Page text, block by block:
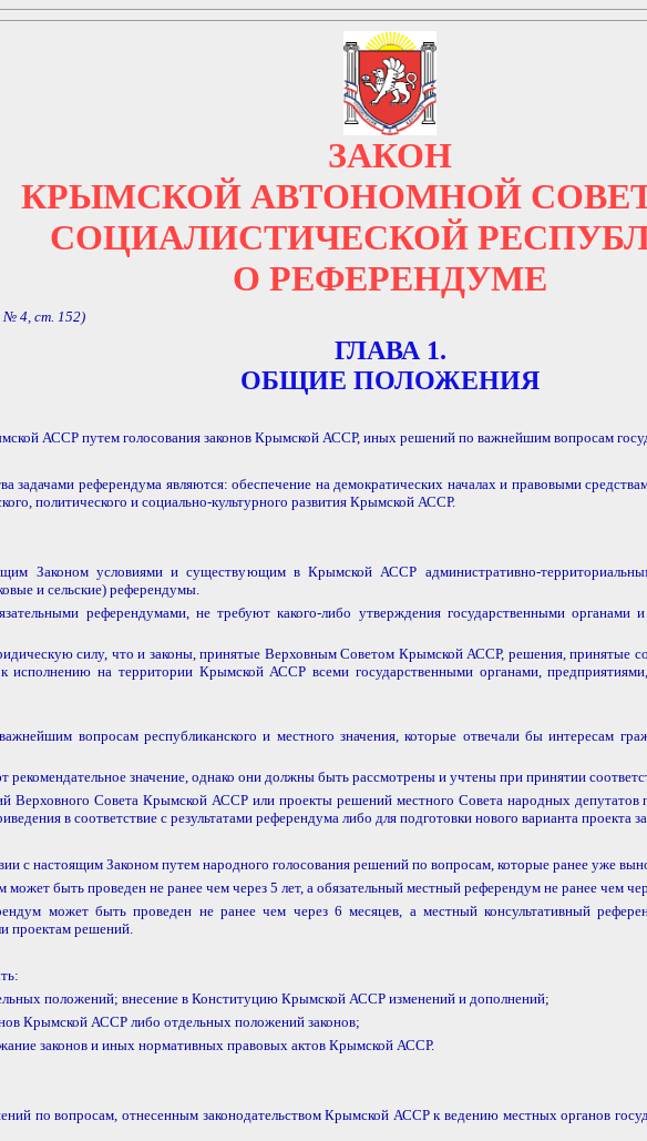
ЗАКОН
КРЫМСКОЙ АВТОНОМНОЙ
СОЦИАЛИСТИЧЕСКОЙ
О РЕФЕРЕНДУМЕ
№ 4, ст. 152)
ГЛАВА 1.
ОБЩИЕ ПОЛОЖЕНИЯ
АССР путем голосования законов Крымской АССР, иных решений по важнейшим вопросам
задачами референдума являются: обеспечение на демократических началах и правовыми
политического и социально-культурного развития Крымской АССР.
Законом условиями и существующим в Крымской АССР административно-
и сельские) референдумы.
референдумами, не требуют какого-либо утверждения государственными
силу, что и законы, принятые Верховным Советом Крымской АССР, решения, принятые
к исполнению на территории Крымской АССР всеми государственными органами,
вопросам республиканского и местного значения, которые отвечали бы интересам
рекомендательное значение, однако они должны быть рассмотрены и учтены при принятии
Верховного Совета Крымской АССР или проекты решений местного Совета народных депутатов
в соответствие с результатами референдума либо для подготовки нового варианта
с настоящим Законом путем народного голосования решений по вопросам, которые ранее уже
быть проведен не ранее чем через 5 лет, а обязательный местный референдум не ранее чем
может быть проведен не ранее чем через 6 месяцев, а местный консультативный
проектам решений.
положений; внесение в Конституцию Крымской АССР изменений и дополнений;
Крымской АССР либо отдельных положений законов;
законов и иных нормативных правовых актов Крымской АССР.
по вопросам, отнесенным законодательством Крымской АССР к ведению местных органов